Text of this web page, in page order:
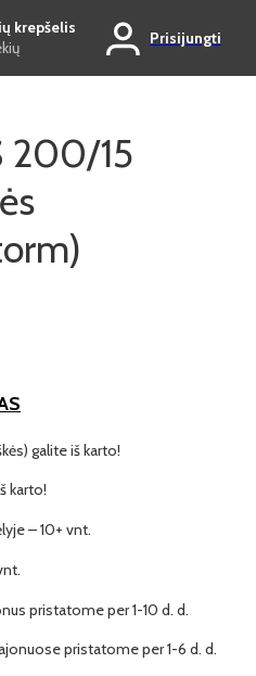
krepšelis
Prisijungti
200/15
galite iš karto!
karto!
– 10+ vnt.
pristatome per 1-10 d. d.
pristatome per 1-6 d. d.